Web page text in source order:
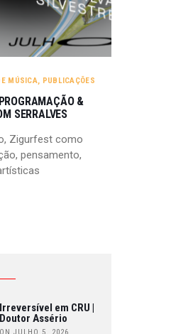
MÚSICA, PUBLICAÇÕES
&
SERRALVES
Zigurfest como
pensamento,
Irreversível em CRU |
Doutor Assério
ON JULHO 5, 2026